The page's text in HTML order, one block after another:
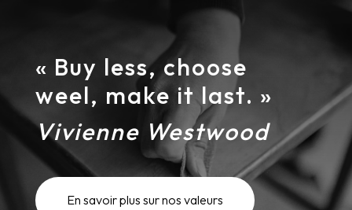
« Buy less, choose
weel, make it last. »
Vivienne Westwood
En savoir plus sur nos valeurs